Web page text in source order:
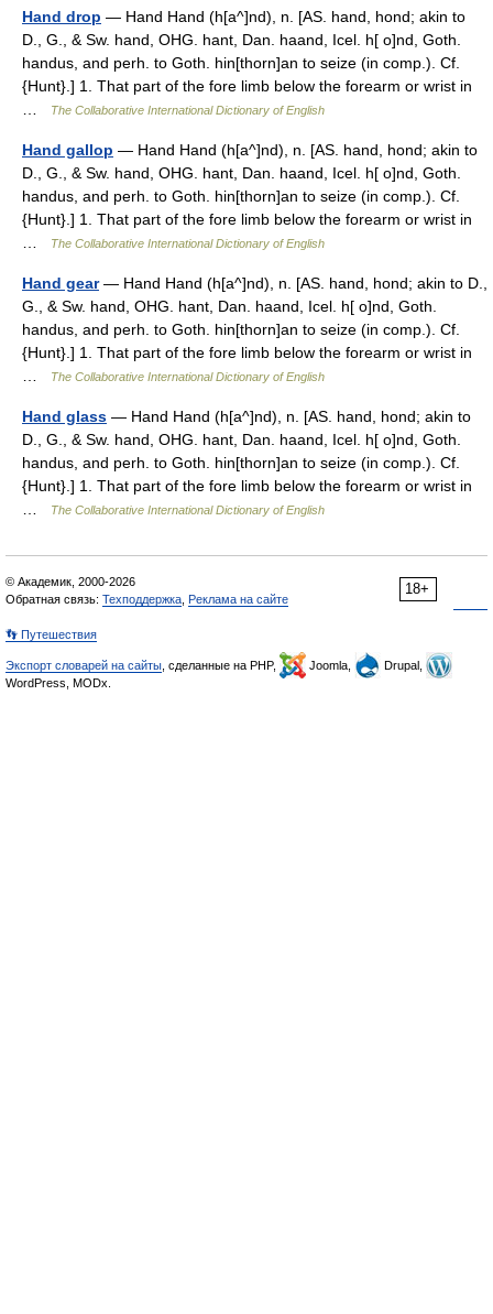
Hand drop — Hand Hand (h[a^]nd), n. [AS. hand, hond; akin to
D., G., & Sw. hand, OHG. hant, Dan. haand, Icel. h[ o]nd, Goth.
handus, and perh. to Goth. hin[thorn]an to seize (in comp.). Cf.
{Hunt}.] 1. That part of the fore limb below the forearm or wrist in
The Collaborative International Dictionary of English
Hand gallop — Hand Hand (h[a^]nd), n. [AS. hand, hond; akin to
D., G., & Sw. hand, OHG. hant, Dan. haand, Icel. h[ o]nd, Goth.
handus, and perh. to Goth. hin[thorn]an to seize (in comp.). Cf.
{Hunt}.] 1. That part of the fore limb below the forearm or wrist in
The Collaborative International Dictionary of English
Hand gear— Hand Hand (h[a^]nd), n. [AS. hand, hond; akin to D.,
G., & Sw. hand, OHG. hant, Dan. haand, Icel. h[ o]nd, Goth.
handus, and perh. to Goth. hin[thorn]an to seize (in comp.). Cf.
{Hunt}.] 1. That part of the fore limb below the forearm or wrist in
The Collaborative International Dictionary of English
Hand glass — Hand Hand (h[a^]nd), n. [AS. hand, hond; akin to
D., G., & Sw. hand, OHG. hant, Dan. haand, Icel. h[ o]nd, Goth.
handus, and perh. to Goth. hin[thorn]an to seize (in comp.). Cf.
{Hunt}.] 1. That part of the fore limb below the forearm or wrist in
The Collaborative International Dictionary of English
18+
© Академик, 2000-2026
Обратная связь: Техподдержка Реклама на сайте
👣 Путешествия
Экспорт словарей на сайты , сделанные на PHP, Joomla,
Drupal,
WordPress, MODx.